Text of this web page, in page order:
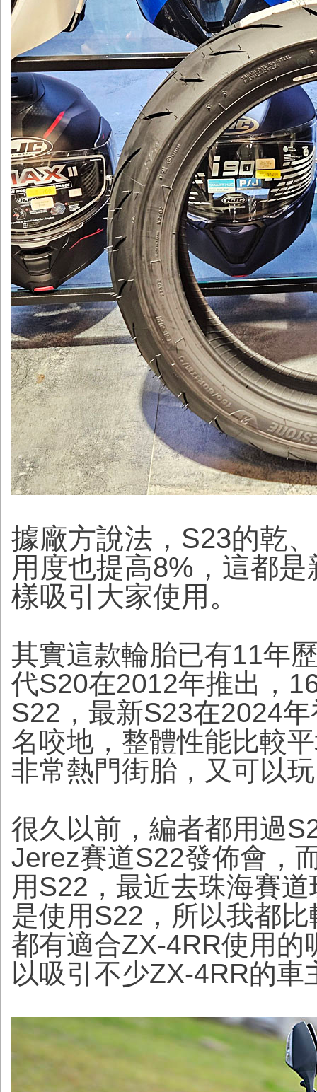
據廠方說法，S23的乾
用度也提高8%，這都
樣吸引大家使用。
其實這款輪胎已有11年
代S20在2012年推出，
S22，最新S23在2024
名咬地，整體性能比較
非常熱門街胎，又可以
很久以前，編者都用過
Jerez賽道S22發佈會，
用S22，最近去珠海賽
是使用S22，所以我都
都有適合ZX-4RR使用
以吸引不少ZX-4RR的車